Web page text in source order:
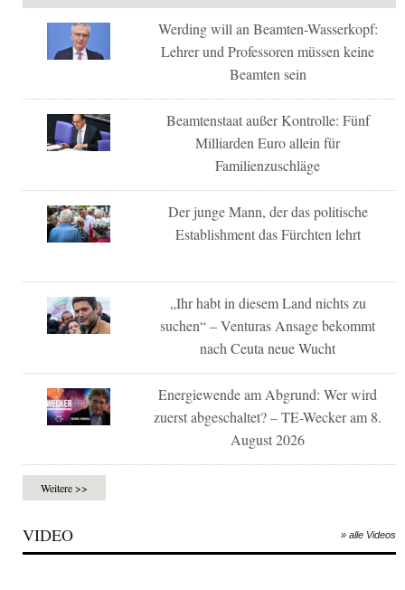
Werding will an Beamten-Wasserkopf:
Lehrer und Professoren müssen keine
Beamten sein
Beamtenstaat außer Kontrolle: Fünf
Milliarden Euro allein für
Familienzuschläge
Der junge Mann, der das politische
Establishment das Fürchten lehrt
„Ihr habt in diesem Land nichts zu
suchen“ – Venturas Ansage bekommt
nach Ceuta neue Wucht
Energiewende am Abgrund: Wer wird
zuerst abgeschaltet? – TE-Wecker am 8.
August 2026
Weitere >>
VIDEO » alle Videos